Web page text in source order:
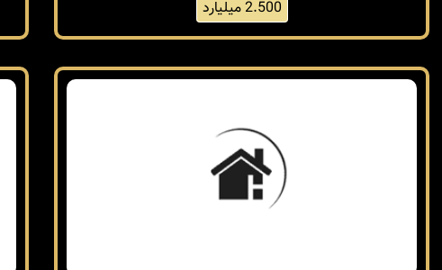
بنا 150 متر
ویلا نیم پیلوت
جنگلی
2.500 میلیارد